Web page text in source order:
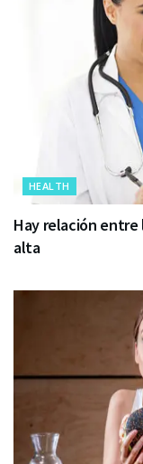
HEALTH
Hay relación entre
alta